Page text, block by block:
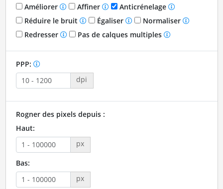
Améliorer Affiner
Anticrénelage
Réduire le bruit
Égaliser
Normaliser
Redresser
Pas de calques multiples
PPP:
dpi
Rogner des pixels depuis :
Haut:
px
Bas:
px